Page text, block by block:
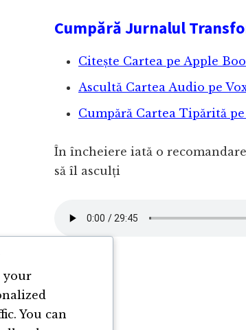
Cumpără Jurnalul
Citește Cartea pe Apple
Ascultă Cartea Audio pe
Cumpără Cartea Tipărită
În încheiere iată o
să îl asculți
your
You can